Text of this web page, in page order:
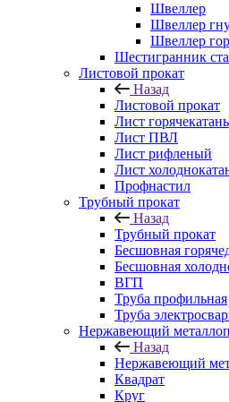
Швеллер
Швеллер
Швеллер
Шестигранник
Листовой прокат
Назад
Листовой прокат
Лист
Лист ПВЛ
Лист рифленый
Лист
Профнастил
Трубный прокат
Назад
Трубный прокат
Бесшовная
Бесшовная
ВГП
Труба профильная
Труба
Нержавеющий
Назад
Нержавеющий
Квадрат
Круг